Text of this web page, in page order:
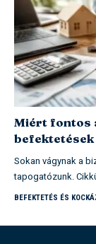
Miért fontos
Sokan vágynak a
tapogatózunk.
BEFEKTETÉS ÉS